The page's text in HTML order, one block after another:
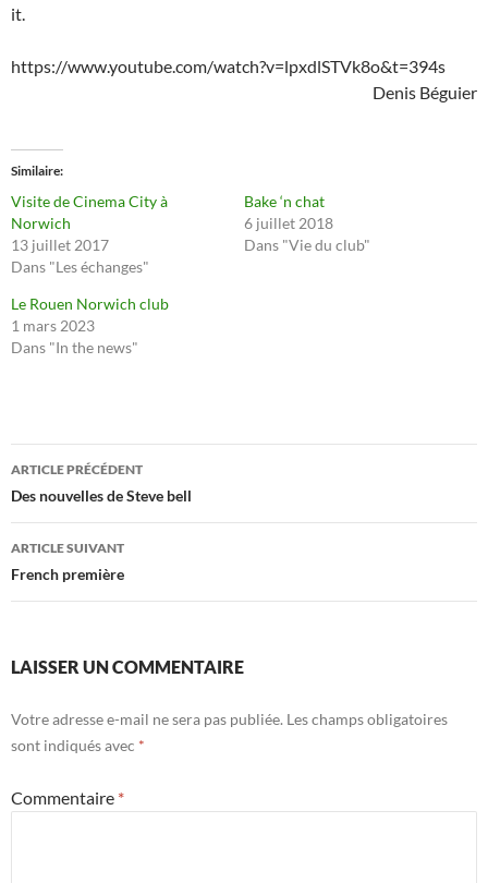
it.
https://www.youtube.com/watch?v=lpxdlSTVk8o&t=394s
Denis Béguier
Similaire
Visite de Cinema City à
Norwich
13 juillet 2017
Dans "Les échanges"
Bake ‘n chat
6 juillet 2018
Dans "Vie du club"
Le Rouen Norwich club
1 mars 2023
Dans "In the news"
Navigation
des
articles
ARTICLE PRÉCÉDENT
Des nouvelles de Steve bell
ARTICLE SUIVANT
French première
LAISSER UN COMMENTAIRE
Votre adresse e-mail ne sera pas publiée. Les champs obligatoires
sont indiqués avec *
Commentaire *